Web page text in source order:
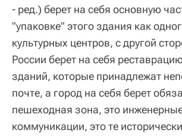
- ред.) берет на себя основную
"упаковке" этого здания как
культурных центров, с другой
России берет на себя
зданий, которые принадлежат
почте, а город на себя берет
пешеходная зона, это
коммуникации, это те